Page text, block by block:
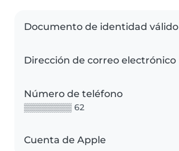
Documento de identidad válido
Dirección de correo electrónico
Número de teléfono
▒▒▒▒▒▒▒▒ 62
Cuenta de Apple